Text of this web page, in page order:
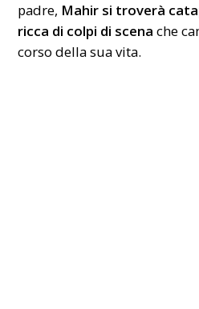
padre, Mahir si troverà
ricca di colpi di scenache
corso della sua vita.